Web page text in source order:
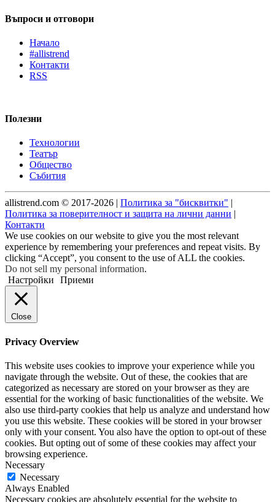
Въпроси и отговори
Начало
#allistrend
Контакти
RSS
Полезни
Технологии
Театър
Общество
Събития
allistrend.com © 2017-2026 | Политика за "бисквитки" |
Политика за поверителност и защита на лични данни |
Контакти
We use cookies on our website to give you the most relevant
experience by remembering your preferences and repeat visits. By
clicking “Accept”, you consent to the use of ALL the cookies.
Do not sell my personal information.
Настройки
Приеми
Close
Privacy Overview
This website uses cookies to improve your experience while you
navigate through the website. Out of these, the cookies that are
categorized as necessary are stored on your browser as they are
essential for the working of basic functionalities of the website. We
also use third-party cookies that help us analyze and understand how
you use this website. These cookies will be stored in your browser
only with your consent. You also have the option to opt-out of these
cookies. But opting out of some of these cookies may affect your
browsing experience.
Necessary
Necessary
Always Enabled
Necessary cookies are absolutely essential for the website to